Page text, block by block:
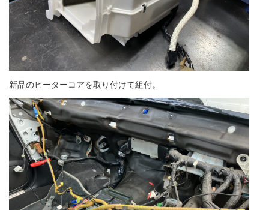
新品のヒーターコアを取り付けて組付。